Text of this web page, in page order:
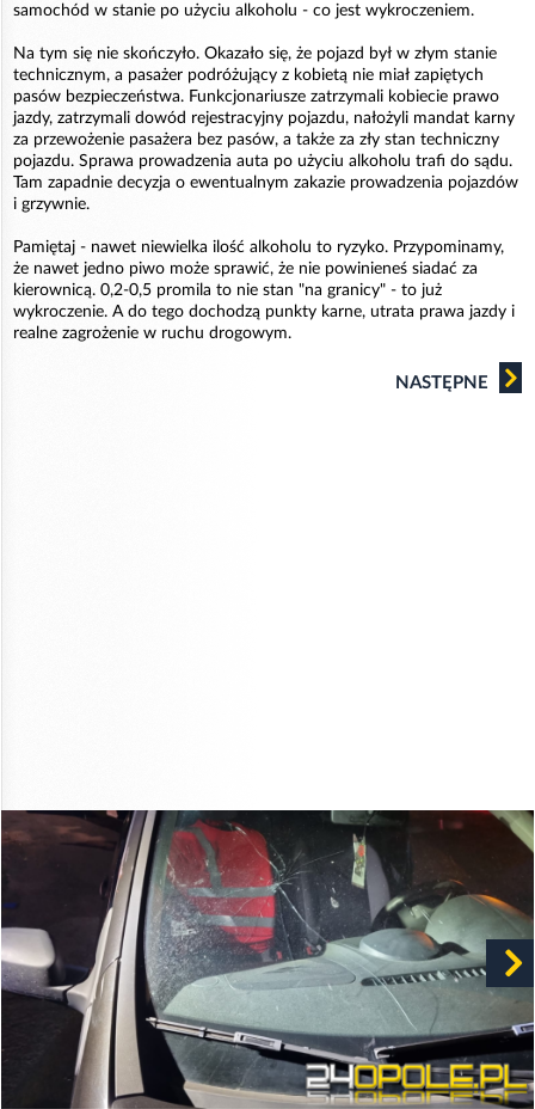
samochód w stanie po użyciu alkoholu - co jest wykroczeniem.
Na tym się nie skończyło. Okazało się, że pojazd był w złym stanie
technicznym, a pasażer podróżujący z kobietą nie miał zapiętych
pasów bezpieczeństwa. Funkcjonariusze zatrzymali kobiecie prawo
jazdy, zatrzymali dowód rejestracyjny pojazdu, nałożyli mandat karny
za przewożenie pasażera bez pasów, a także za zły stan techniczny
pojazdu. Sprawa prowadzenia auta po użyciu alkoholu trafi do sądu.
Tam zapadnie decyzja o ewentualnym zakazie prowadzenia pojazdów
i grzywnie.
Pamiętaj - nawet niewielka ilość alkoholu to ryzyko. Przypominamy,
że nawet jedno piwo może sprawić, że nie powinieneś siadać za
kierownicą. 0,2-0,5 promila to nie stan "na granicy" - to już
wykroczenie. A do tego dochodzą punkty karne, utrata prawa jazdy i
realne zagrożenie w ruchu drogowym.
NASTĘPNE